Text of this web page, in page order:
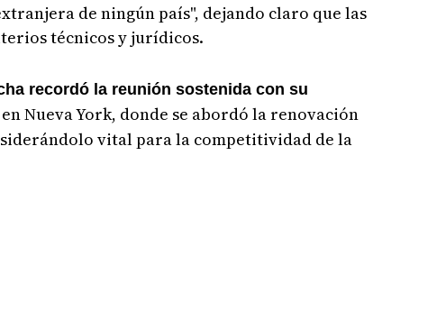
de ningún país", dejando claro que las
técnicos y jurídicos.
recordó la reunión sostenida con su
en Nueva York, donde se abordó la renovación
vital para la competitividad de la